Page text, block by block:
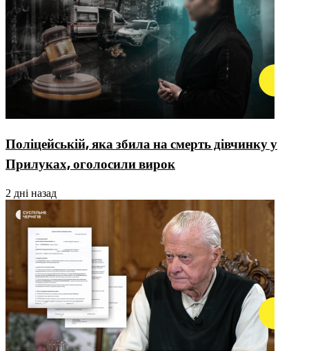
Поліцейській, яка збила на смерть дівчинку у
Прилуках, оголосили вирок
2 дні назад